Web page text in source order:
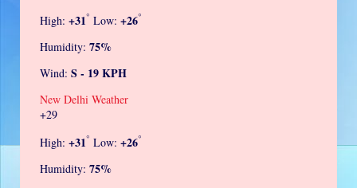
High: +31° Low: +26°
Humidity: 75%
Wind: S - 19 KPH
New Delhi Weather
+29
High: +31° Low: +26°
Humidity: 75%